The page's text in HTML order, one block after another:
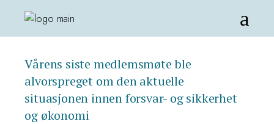
Vårens siste medlemsmøte ble
alvorspreget om den aktuelle
situasjonen innen forsvar- og sikkerhet
og økonomi